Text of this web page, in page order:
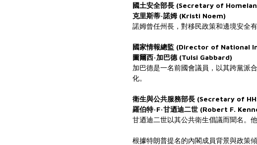
國土安全部長 (Secretary of
克里斯蒂·諾姆 (Kristi Noem)
諾姆曾任州長，對移民政策和邊境安全
國家情報總監 (Director of National
圖爾西·加巴德 (Tulsi Gabbard)
加巴德是一名前國會議員，以其跨黨派
化。
衛生與公共服務部長 (Secretary of
羅伯特·F·甘迺迪二世 (Robert F.
甘迺迪二世以其公共衛生倡議而聞名。
根據特朗普提名的內閣成員背景與政策